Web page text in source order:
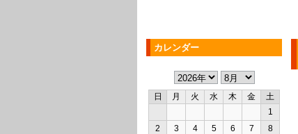
カレンダー
日 月 火 水 木 金
土
1
2
3 4 5 6 7
8